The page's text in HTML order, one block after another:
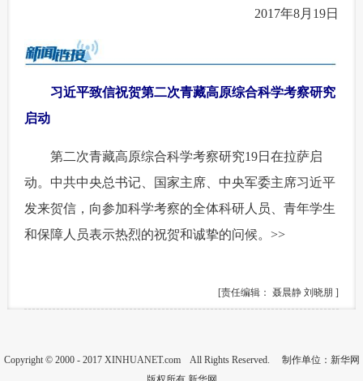
2017年8月19日
习近平致信祝贺第二次青藏高原综合科学考察研究
启动
第二次青藏高原综合科学考察研究19日在拉萨启
动。中共中央总书记、国家主席、中央军委主席习近平
发来贺信，向参加科学考察的全体科研人员、青年学生
和保障人员表示热烈的祝贺和诚挚的问候。>>
[责任编辑： 聂晨静 刘晓朋 ]
Copyright © 2000 - 2017 XINHUANET.com All Rights Reserved. 制作单位：新华网